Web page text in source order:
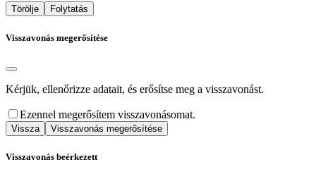
Törölje Folytatás
Visszavonás megerősítése
Kérjük, ellenőrizze adatait, és erősítse meg a visszavonást.
Ezennel megerősítem visszavonásomat.
Vissza Visszavonás megerősítése
Visszavonás beérkezett